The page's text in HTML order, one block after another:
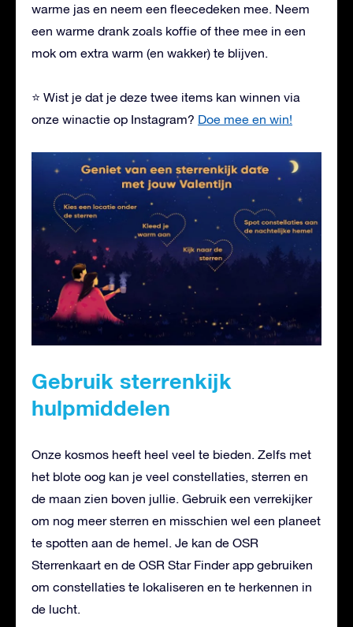
warme jas en neem een fleecedeken mee. Neem
een warme drank zoals koffie of thee mee in een
mok om extra warm (en wakker) te blijven.
⭐ Wist je dat je deze twee items kan winnen via
onze winactie op Instagram? Doe mee en win!
Gebruik sterrenkijk
hulpmiddelen
Onze kosmos heeft heel veel te bieden. Zelfs met
het blote oog kan je veel constellaties, sterren en
de maan zien boven jullie. Gebruik een verrekijker
om nog meer sterren en misschien wel een planeet
te spotten aan de hemel. Je kan de OSR
Sterrenkaart en de OSR Star Finder app gebruiken
om constellaties te lokaliseren en te herkennen in
de lucht.